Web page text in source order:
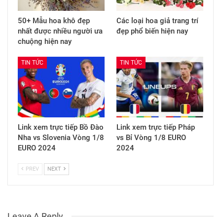
50+ Mẫu hoa khô đẹp
nhất được nhiều người ưa
chuộng hiện nay
Các loại hoa giả trang trí
đẹp phổ biến hiện nay
TIN TỨC
Link xem trực tiếp Bồ Đào
Nha vs Slovenia Vòng 1/8
EURO 2024
TIN TỨC
Link xem trực tiếp Pháp
vs Bỉ Vòng 1/8 EURO
2024
PREV NEXT